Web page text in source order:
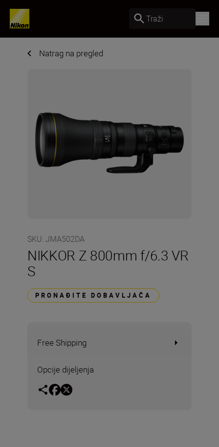
Traži
Natrag na pregled
SKU: JMA502DA
NIKKOR Z 800mm f/6.3 VR
S
PRONAĐITE DOBAVLJAČA
Free Shipping
Opcije dijeljenja